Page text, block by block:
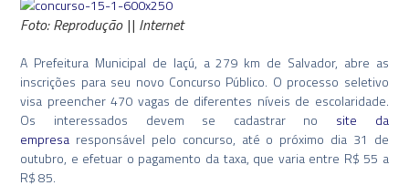
Foto: Reprodução || Internet
A Prefeitura Municipal de Iaçú, a 279 km de Salvador, abre as
inscrições para seu novo Concurso Público. O processo seletivo
visa preencher 470 vagas de diferentes níveis de escolaridade.
Os interessados devem se cadastrar no site da
empresa responsável pelo concurso, até o próximo dia 31 de
outubro, e efetuar o pagamento da taxa, que varia entre R$ 55 a
R$ 85.